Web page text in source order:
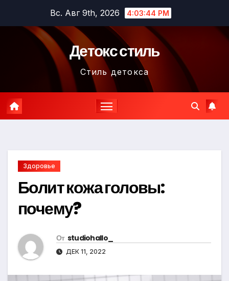
содержимому
Вс. Авг 9th, 2026 4:03:46 PM
Детокс стиль
Стиль детокса
Здоровье
Болит кожа головы:
почему?
От studiohallo_
ДЕК 11, 2022